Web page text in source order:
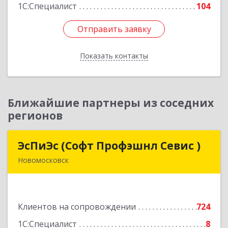
1С:Специалист
104
Отправить заявку
Показать контакты
Отправить заявку
Назад
Ближайшие партнеры из соседних
регионов
ЭсПиЭс (Софт Профэшнл Севис )
Новомосковск
Клиентов на сопровождении
724
1С:Специалист
8
ЭсПиЭс (Софт Профэшнл Севис )
Подробнее